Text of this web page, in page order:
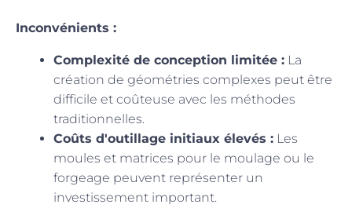
Inconvénients :
Complexité de conception limitée : La
création de géométries complexes peut être
difficile et coûteuse avec les méthodes
traditionnelles.
Coûts d'outillage initiaux élevés : Les
moules et matrices pour le moulage ou le
forgeage peuvent représenter un
investissement important.